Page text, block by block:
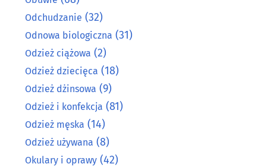
Odchudzanie (32)
Odnowa biologiczna (31)
Odzież ciążowa (2)
Odzież dziecięca (18)
Odzież dżinsowa (9)
Odzież i konfekcja (81)
Odzież męska (14)
Odzież używana (8)
Okulary i oprawy (42)